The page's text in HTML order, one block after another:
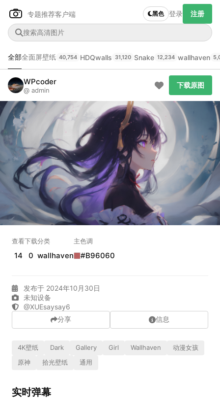
专题推荐客户端 黑色 登录 注册
全部全面屏壁纸 40,754 HDQwalls 31,120 Snake 12,234 wallhaven
WPcoder
@ admin
下载原图
查看
14
下载
0
分类
wallhaven
主色调
#B96060
发布于 2024年10月30日
未知设备
@XUEsaysay6
分享 信息
4K壁纸 Dark Gallery Girl Wallhaven
动漫女孩
原神
拾光壁纸 通用
实时弹幕
Author Name
@author
查看
--
下载 主色调
--
发布
未知设备
在主题许可下可免费使用
分享 信息
实时弹幕
弹幕会在下方多行滚动展示；匿名发送有数量和频率限制。
加载弹幕...
正在生成支付二维码...